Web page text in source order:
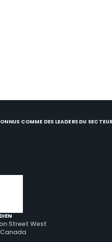
COMME DES LEADERS DU
Street West